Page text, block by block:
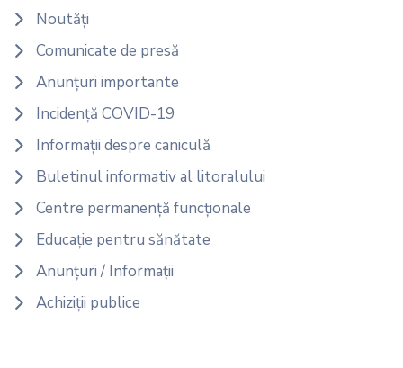
Noutăți
Comunicate de presă
Anunțuri importante
Incidență COVID-19
Informații despre caniculă
Buletinul informativ al litoralului
Centre permanență funcționale
Educație pentru sănătate
Anunțuri / Informații
Achiziții publice